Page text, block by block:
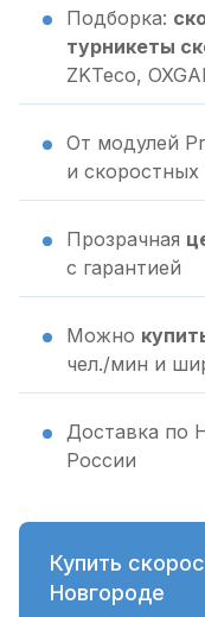
Подборка:
турникеты
ZKTeco,
От модулей
и
Прозрачная
с гарантией
Можно
чел./мин и
Доставка по
России
Купить
Новгороде